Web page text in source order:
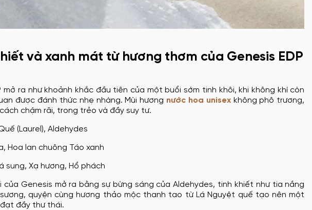
và xanh mát từ hương thơm của Genesis EDP
mở ra như khoảnh khắc đầu tiên của một buổi sớm tinh khôi, khi không khí còn
được đánh thức nhẹ nhàng. Mùi hương nước hoa unisexkhông phô trương,
chậm rãi, trong trẻo và đầy suy tư.
(Laurel), Aldehydes
Hoa lan chuông Táo xanh
sung, Xạ hương, Hổ phách
Genesis mở ra bằng sự bừng sáng của Aldehydes, tinh khiết như tia nắng
quyện cùng hương thảo mộc thanh tao từ Lá Nguyệt quế tạo nên một
đầy thư thái.